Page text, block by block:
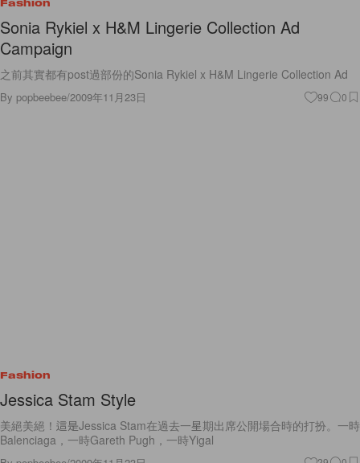
Fashion
Sonia Rykiel x H&M Lingerie Collection Ad
Campaign
之前其實都有post過部份的Sonia Rykiel x H&M Lingerie Collection Ad
By popbeebee/2009年11月23日 99 0
Fashion
Jessica Stam Style
美絕美絕！這是Jessica Stam在過去一星期出席公開場合時的打扮。一時
Balenciaga，一時Gareth Pugh，一時Yigal